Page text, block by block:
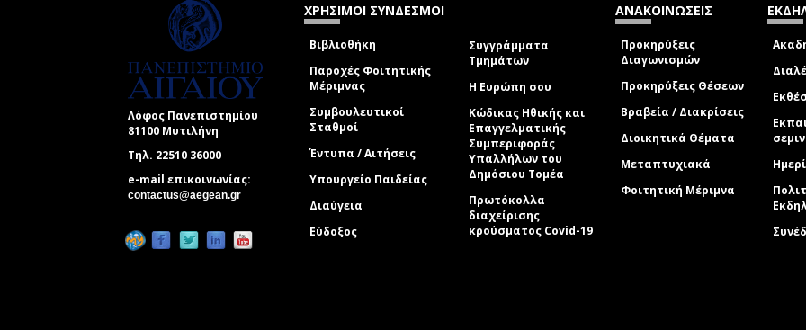
Λόφος Πανεπιστημίου
81100 Μυτιλήνη
Τηλ. 22510 36000
e-mail επικοινωνίας:
contactus@aegean.gr
ΧΡΗΣΙΜΟΙ ΣΥΝΔΕΣΜΟΙ
Βιβλιοθήκη
Παροχές Φοιτητικής
Μέριμνας
Συμβουλευτικοί
Σταθμοί
Έντυπα / Αιτήσεις
Υπουργείο Παιδείας
Διαύγεια
Εύδοξος
Συγγράμματα
Τμημάτων
Η Ευρώπη σου
Κώδικας Ηθικής και
Επαγγελματικής
Συμπεριφοράς
Υπαλλήλων του
Δημόσιου Τομέα
Πρωτόκολλα
διαχείρισης
κρούσματος Covid-19
ΑΝΑΚΟΙΝΩΣΕΙΣ
Προκηρύξεις
Διαγωνισμών
Προκηρύξεις Θέσεων
Βραβεία / Διακρίσεις
Διοικητικά Θέματα
Μεταπτυχιακά
Φοιτητική Μέριμνα